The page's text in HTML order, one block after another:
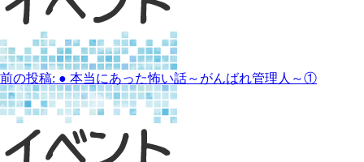
前の投稿: ● 本当にあった怖い話～がんばれ管理人～①